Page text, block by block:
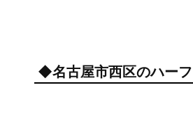
◆名古屋市西区のハー